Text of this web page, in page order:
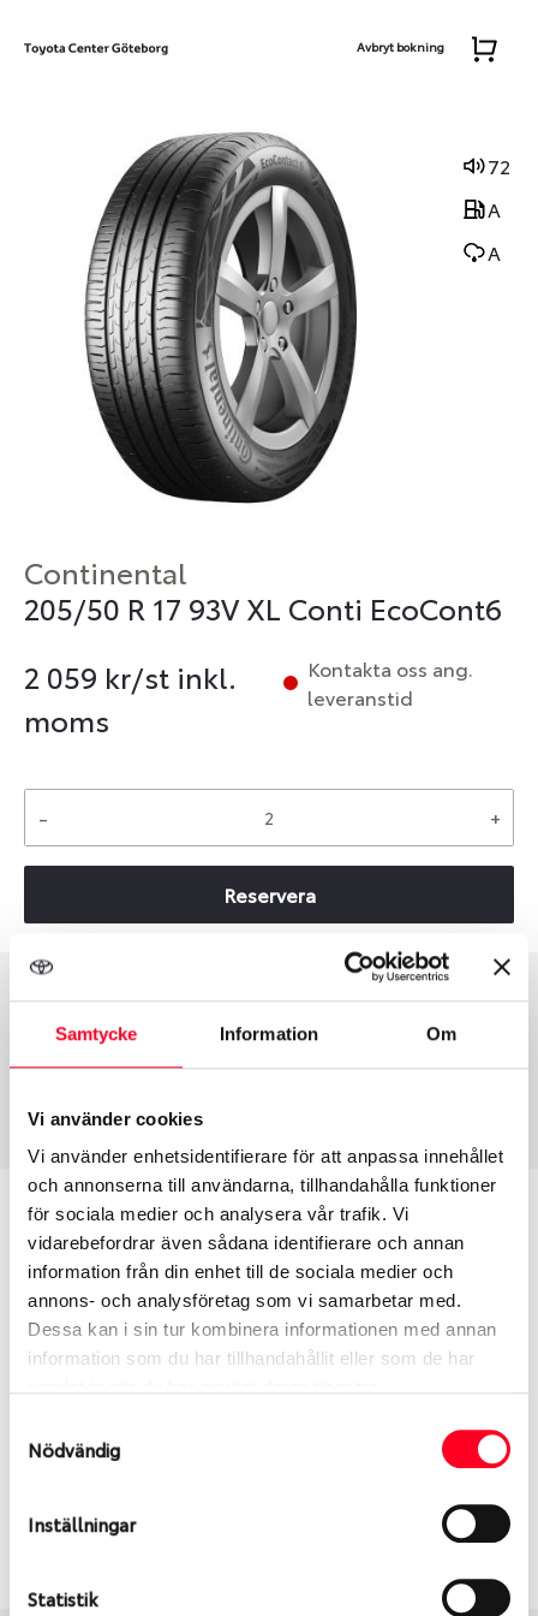
Samtycke Information Om
Vi använder cookies
Vi använder enhetsidentifierare för att anpassa innehållet
och annonserna till användarna, tillhandahålla funktioner
för sociala medier och analysera vår trafik. Vi
vidarebefordrar även sådana identifierare och annan
information från din enhet till de sociala medier och
annons- och analysföretag som vi samarbetar med.
Dessa kan i sin tur kombinera informationen med annan
information som du har tillhandahållit eller som de har
Nödvändig
Inställningar
Statistik
Avbryt bokning
72
A
A
Continental
205/50 R 17 93V XL Conti EcoCont6
2 059 kr/st inkl.
moms
Kontakta oss ang.
leveranstid
- +
Reservera
Däcktyp
Sommar
Däckstorlek
3713
Passar detta däck min bil?
Ange registreringsnummer för att se om det däck
du valt passar din bilmodell. Om du köper däck som
skall sättas på dina befintliga fälgar, se till att kolla
en extra gång så att däck och fälg har samma
bilen hade ut från fabrik.
S Sök